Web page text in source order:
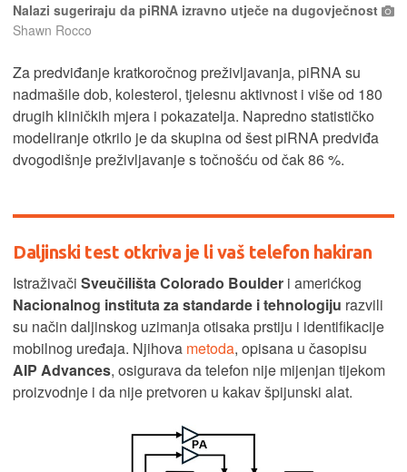
Nalazi sugeriraju da piRNA izravno utječe na dugovječnost
Shawn Rocco
Za predviđanje kratkoročnog preživljavanja, piRNA su
nadmašile dob, kolesterol, tjelesnu aktivnost i više od 180
drugih kliničkih mjera i pokazatelja. Napredno statističko
modeliranje otkrilo je da skupina od šest piRNA predviđa
dvogodišnje preživljavanje s točnošću od čak 86 %.
Daljinski test otkriva je li vaš telefon hakiran
Istraživači Sveučilišta Colorado Boulder i amerićkog
Nacionalnog instituta za standarde i tehnologiju razvili
su način daljinskog uzimanja otisaka prstiju i identifikacije
mobilnog uređaja. Njihova metoda, opisana u časopisu
AIP Advances, osigurava da telefon nije mijenjan tijekom
proizvodnje i da nije pretvoren u kakav špijunski alat.